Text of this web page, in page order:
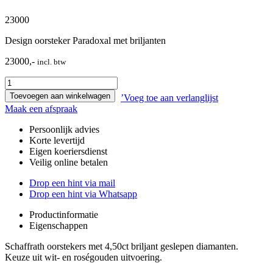
23000
Design oorsteker Paradoxal met briljanten
23000,- incl. btw
Schaffrath
oorstekers
Paradoxal
met
briljanten
Toevoegen aan winkelwagen
’Voeg toe aan verlanglijst
Maak een afspraak
Persoonlijk advies
Korte levertijd
Eigen koeriersdienst
Veilig online betalen
Drop een hint via mail
Drop een hint via Whatsapp
Productinformatie
Eigenschappen
Schaffrath oorstekers met 4,50ct briljant geslepen diamanten.
Keuze uit wit- en roségouden uitvoering.